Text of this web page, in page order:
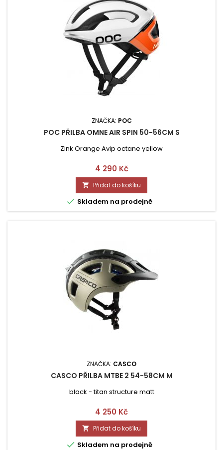
ZNAČKA: POC
POC PŘILBA OMNE AIR SPIN 50-56CM S
Zink Orange Avip octane yellow
Cena
4 290 Kč
 Přidat do košíku
 Skladem na prodejně
ZNAČKA: CASCO
CASCO PŘILBA MTBE 2 54-58CM M
black - titan structure matt
Cena
4 250 Kč
 Přidat do košíku
 Skladem na prodejně